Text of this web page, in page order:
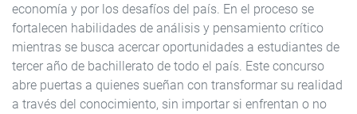
economía y por los desafíos del país. En el proceso se
fortalecen habilidades de análisis y pensamiento crítico
mientras se busca acercar oportunidades a estudiantes de
tercer año de bachillerato de todo el país. Este concurso
abre puertas a quienes sueñan con transformar su realidad
a través del conocimiento, sin importar si enfrentan o no